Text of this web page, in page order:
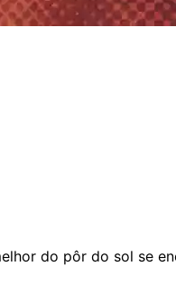
do pôr do sol se